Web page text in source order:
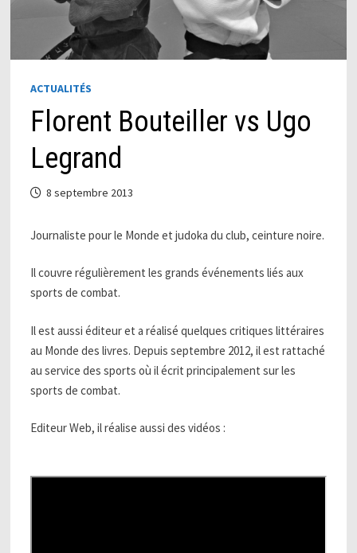
ACTUALITÉS
Florent Bouteiller vs Ugo
Legrand
8 septembre 2013
Journaliste pour le Monde et judoka du club, ceinture noire.
Il couvre régulièrement les grands événements liés aux
sports de combat.
Il est aussi éditeur et a réalisé quelques critiques littéraires
au Monde des livres. Depuis septembre 2012, il est rattaché
au service des sports où il écrit principalement sur les
sports de combat.
Editeur Web, il réalise aussi des vidéos :